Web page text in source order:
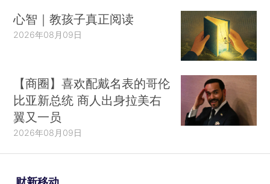
心智｜教孩子真正阅读
2026年08月09日
【商圈】喜欢配戴名表的哥伦
比亚新总统 商人出身拉美右
翼又一员
2026年08月09日